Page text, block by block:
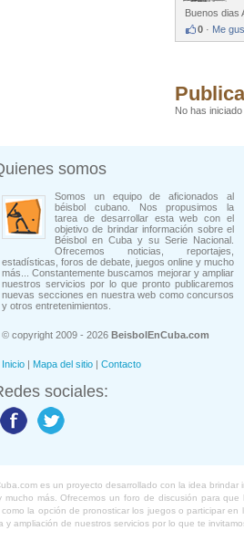
Buenos dias
0 · Me
No has
somos
Somos un equipo de aficionados al
béisbol cubano. Nos propusimos la
tarea de desarrollar esta web con el
objetivo de brindar información sobre el
Béisbol en Cuba y su Serie Nacional.
Ofrecemos noticias, reportajes,
estadísticas, foros de debate, juegos online y mucho
más... Constantemente buscamos mejorar y ampliar
nuestros servicios por lo que pronto publicaremos
nuevas secciones en nuestra web como concursos
y otros entretenimientos.
© copyright 2009 - 2026 BeisbolEnCuba.com
Inicio | Mapa del sitio | Contacto
sociales:
es un proyecto desarrollado con la idea
mucho más. Ofrecemos un foro de discusión para
como la opción de pronosticar los juegos o participar
y ampliación de nuestros servicios por lo que te